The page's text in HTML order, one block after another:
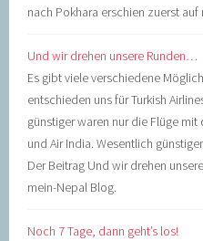
nach Pokhara erschien zuerst
Und wir drehen unsere Runden…
Es gibt viele verschiedene
entschieden uns für Turkish
günstiger waren nur die Flüge mit
und Air India. Wesentlich
Der Beitrag Und wir drehen
mein-Nepal Blog.
Noch 7 Tage, dann geht’s los!